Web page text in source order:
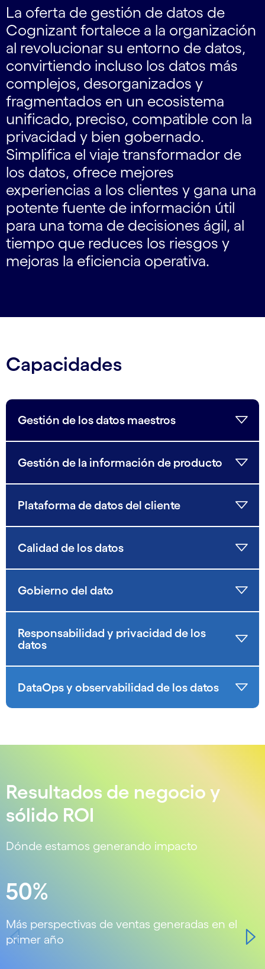
La oferta de gestión de datos de
Cognizant fortalece a la organización
al revolucionar su entorno de datos,
convirtiendo incluso los datos más
complejos, desorganizados y
fragmentados en un ecosistema
unificado, preciso, compatible con la
privacidad y bien gobernado.
Simplifica el viaje transformador de
los datos, ofrece mejores
experiencias a los clientes y gana una
potente fuente de información útil
para una toma de decisiones ágil, al
tiempo que reduces los riesgos y
mejoras la eficiencia operativa.
Capacidades
Gestión de los datos maestros
Gestión de la información de producto
Plataforma de datos del cliente
Calidad de los datos
Gobierno del dato
Responsabilidad y privacidad de los
datos
DataOps y observabilidad de los datos
Resultados de negocio y
sólido ROI
Dónde estamos generando impacto
Carousel starts
50%
Más perspectivas de ventas generadas en el
primer año